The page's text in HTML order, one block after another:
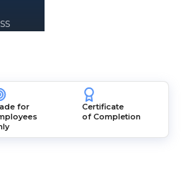
for
Certificate
of Completion